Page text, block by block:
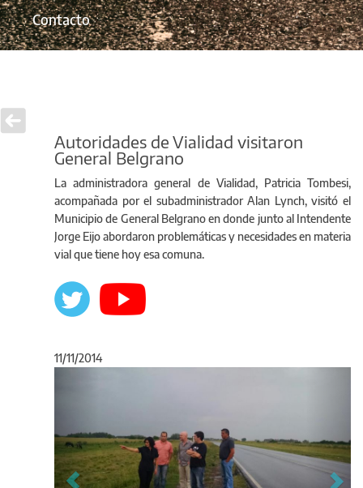
Contacto
Autoridades de Vialidad visitaron
General Belgrano
La administradora general de Vialidad, Patricia Tombesi,
acompañada por el subadministrador Alan Lynch, visitó el
Municipio de General Belgrano en donde junto al Intendente
Jorge Eijo abordaron problemáticas y necesidades en materia
vial que tiene hoy esa comuna.
11/11/2014